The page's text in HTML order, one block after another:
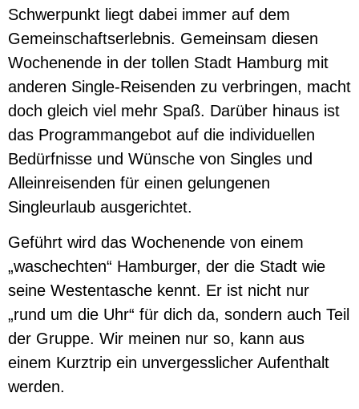
Schwerpunkt liegt dabei immer auf dem
Gemeinschaftserlebnis. Gemeinsam diesen
Wochenende in der tollen Stadt Hamburg mit
anderen Single-Reisenden zu verbringen, macht
doch gleich viel mehr Spaß. Darüber hinaus ist
das Programmangebot auf die individuellen
Bedürfnisse und Wünsche von Singles und
Alleinreisenden für einen gelungenen
Singleurlaub ausgerichtet.
Geführt wird das Wochenende von einem
„waschechten“ Hamburger, der die Stadt wie
seine Westentasche kennt. Er ist nicht nur
„rund um die Uhr“ für dich da, sondern auch Teil
der Gruppe. Wir meinen nur so, kann aus
einem Kurztrip ein unvergesslicher Aufenthalt
werden.